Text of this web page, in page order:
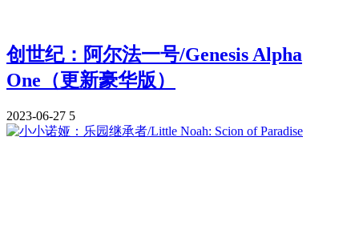
创世纪：阿尔法一号/Genesis Alpha
One（更新豪华版）
2023-06-27 5